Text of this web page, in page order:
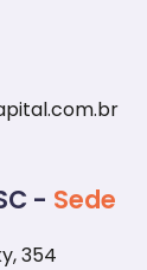
- Sede
354